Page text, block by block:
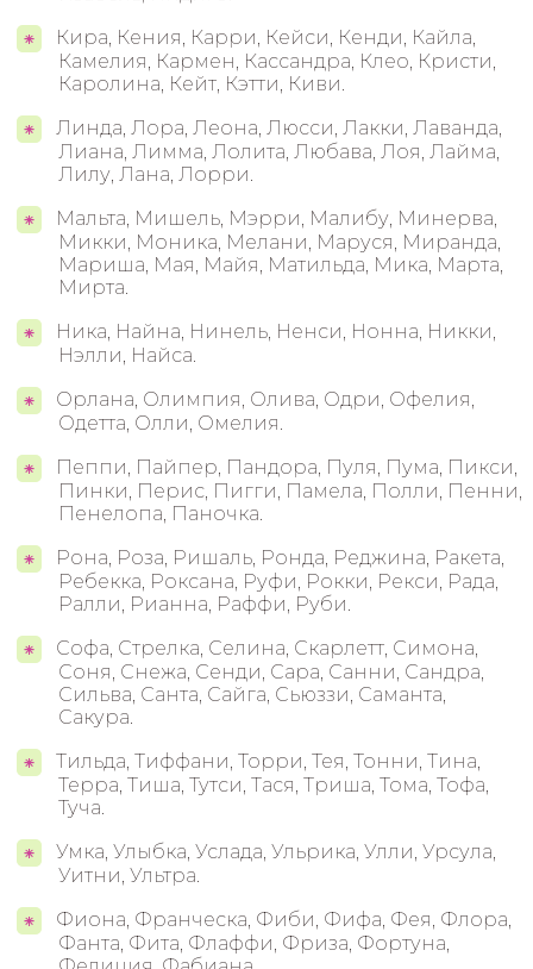
Кира, Кения, Карри, Кейси, Кенди, Кайла,
Камелия, Кармен, Кассандра, Клео, Кристи,
Каролина, Кейт, Кэтти, Киви.
Линда, Лора, Леона, Люсси, Лакки, Лаванда,
Лиана, Лимма, Лолита, Любава, Лоя, Лайма,
Лилу, Лана, Лорри.
Мальта, Мишель, Мэрри, Малибу, Минерва,
Микки, Моника, Мелани, Маруся, Миранда,
Мариша, Мая, Майя, Матильда, Мика, Марта,
Мирта.
Ника, Найна, Нинель, Ненси, Нонна, Никки,
Нэлли, Найса.
Орлана, Олимпия, Олива, Одри, Офелия,
Одетта, Олли, Омелия.
Пеппи, Пайпер, Пандора, Пуля, Пума, Пикси,
Пинки, Перис, Пигги, Памела, Полли, Пенни,
Пенелопа, Паночка.
Рона, Роза, Ришаль, Ронда, Реджина, Ракета,
Ребекка, Роксана, Руфи, Рокки, Рекси, Рада,
Ралли, Рианна, Раффи, Руби.
Софа, Стрелка, Селина, Скарлетт, Симона,
Соня, Снежа, Сенди, Сара, Санни, Сандра,
Сильва, Санта, Сайга, Сьюззи, Саманта,
Сакура.
Тильда, Тиффани, Торри, Тея, Тонни, Тина,
Терра, Тиша, Тутси, Тася, Триша, Тома, Тофа,
Туча.
Умка, Улыбка, Услада, Ульрика, Улли, Урсула,
Уитни, Ультра.
Фиона, Франческа, Фиби, Фифа, Фея, Флора,
Фанта, Фита, Флаффи, Фриза, Фортуна,